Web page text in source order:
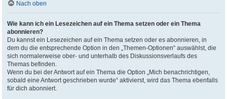
Nach oben
Wie kann ich ein Lesezeichen auf ein Thema setzen oder ein Thema
abonnieren?
Du kannst ein Lesezeichen auf ein Thema setzen oder es abonnieren, in
dem du die entsprechende Option in den „Themen-Optionen“ auswählst, die
sich normalerweise ober- und unterhalb des Diskussionsverlaufs des
Themas befinden.
Wenn du bei der Antwort auf ein Thema die Option „Mich benachrichtigen,
sobald eine Antwort geschrieben wurde“ aktivierst, wird das Thema ebenfalls
für dich abonniert.